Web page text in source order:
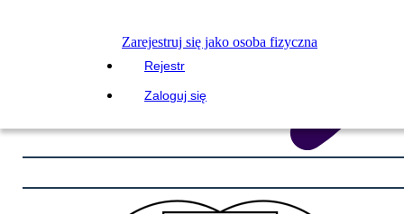
Zarejestruj się jako osoba fizyczna
Rejestr
Zaloguj się